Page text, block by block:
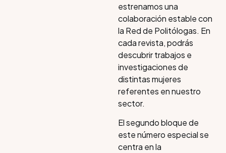
estrenamos una
colaboración estable con
la Red de Politólogas. En
cada revista, podrás
descubrir trabajos e
investigaciones de
distintas mujeres
referentes en nuestro
sector.
El segundo bloque de
este número especial se
centra en la